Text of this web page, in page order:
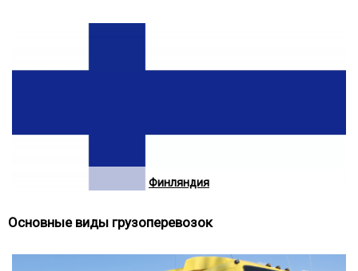
Финляндия
Основные виды грузоперевозок